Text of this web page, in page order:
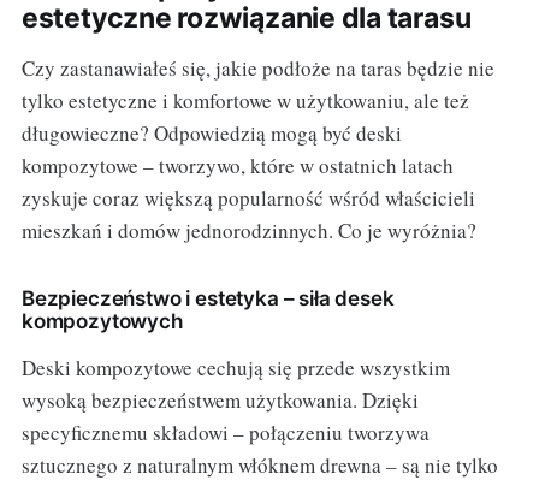
estetyczne rozwiązanie dla tarasu
Czy zastanawiałeś się, jakie podłoże na taras będzie nie
tylko estetyczne i komfortowe w użytkowaniu, ale też
długowieczne? Odpowiedzią mogą być deski
kompozytowe – tworzywo, które w ostatnich latach
zyskuje coraz większą popularność wśród właścicieli
mieszkań i domów jednorodzinnych. Co je wyróżnia?
Bezpieczeństwo i estetyka – siła desek
kompozytowych
Deski kompozytowe cechują się przede wszystkim
wysoką bezpieczeństwem użytkowania. Dzięki
specyficznemu składowi – połączeniu tworzywa
sztucznego z naturalnym włóknem drewna – są nie tylko